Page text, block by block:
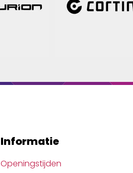
Informatie
Openingstijden